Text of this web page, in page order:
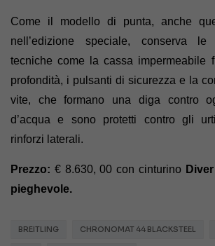
Come il modello di punta, anche
nell’edizione speciale, conserva
tecniche come la cassa impermeabile
profondità, i pulsanti di sicurezza e la
vite, che formano una diga contro
d’acqua e sono protetti contro gli
rinforzi laterali.
Prezzo: € 8.630, 00 con cinturino Diver
pieghevole.
BREITLING CHRONOMAT 44 BLACKSTEEL